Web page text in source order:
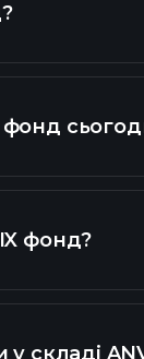
фонд?
у складі